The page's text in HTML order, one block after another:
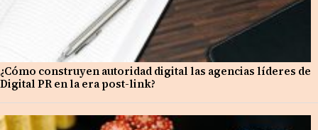
¿Cómo construyen autoridad digital las agencias líderes de
Digital PR en la era post-link?